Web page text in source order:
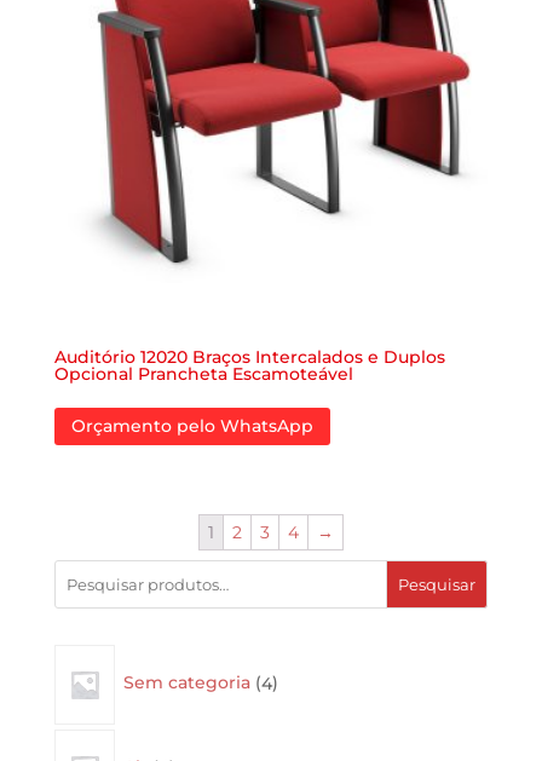
Auditório 12020 Braços Intercalados e Duplos
Opcional Prancheta Escamoteável
Orçamento pelo WhatsApp
1 2 3 4 →
Pesquisar
Sem categoria 4products